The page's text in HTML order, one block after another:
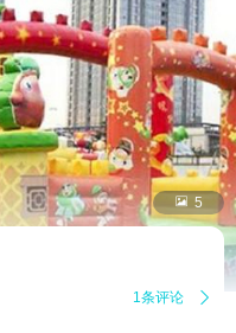
 5
1条评论 